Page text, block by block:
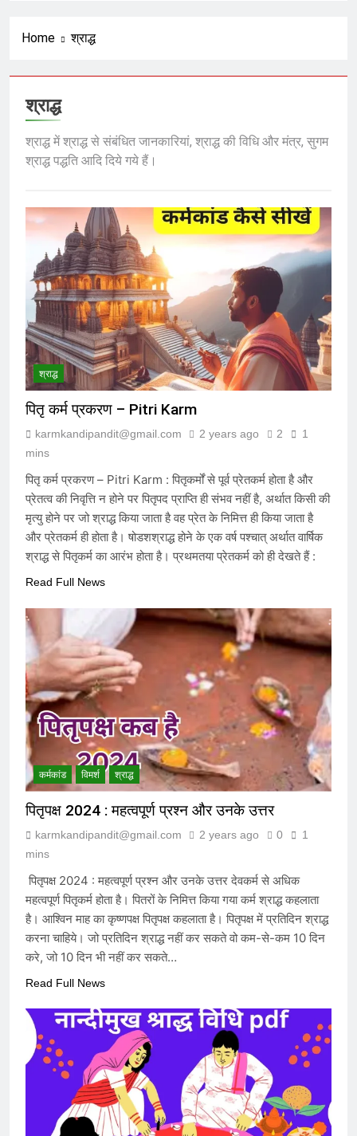
हिसाब तो चुकता करेगा; फिर आगे क्या ?
भगवा का नीलान्तरण हो गया और पता ही नहीं
चला
7 Months Ago
शंकराचार्य पर टिप्पणी करने से पूर्व चुल्लू भर
पानी तो ढूंढ लो ‘राष्ट्रवादियों’
7 Months Ago
विकास की वेदी पर अस्तित्व की आहुति: क्या
२०४७ का भारत केवल एक जलता हुआ खंडहर
मेधा-प्रतिभा ईश्वरीय वरदान है या अभिशाप ?
7 Months Ago
पर घनघोर प्रहार
7 Months Ago
हम संविधान के लिये नहीं बने हैं, संविधान हमारे
लिये है – संविधान हमारा निर्माता नहीं, निर्मित
संविदा है
7 Months Ago
संविधान, लोकतंत्र, स्वतंत्रता, समानता का
अनर्थ – रसातल जाता समाज
7 Months Ago
Home श्राद्ध
श्राद्ध
श्राद्ध में श्राद्ध से संबंधित जानकारियां, श्राद्ध की विधि और मंत्र, सुगम
श्राद्ध पद्धति आदि दिये गये हैं।
श्राद्ध
पितृ कर्म प्रकरण – Pitri Karm
karmkandipandit@gmail.com 2 years ago 2
1
mins
पितृ कर्म प्रकरण – Pitri Karm : पितृकर्मों से पूर्व प्रेतकर्म होता है और
प्रेतत्व की निवृत्ति न होने पर पितृपद प्राप्ति ही संभव नहीं है, अर्थात किसी की
मृत्यु होने पर जो श्राद्ध किया जाता है वह प्रेत के निमित्त ही किया जाता है
और प्रेतकर्म ही होता है। षोडशश्राद्ध होने के एक वर्ष पश्चात् अर्थात वार्षिक
श्राद्ध से पितृकर्म का आरंभ होता है। प्रथमतया प्रेतकर्म को ही देखते हैं :
Read Full News
कर्मकांड विमर्श श्राद्ध
पितृपक्ष 2024 : महत्वपूर्ण प्रश्न और उनके उत्तर
karmkandipandit@gmail.com 2 years ago 0
1
mins
पितृपक्ष 2024 : महत्वपूर्ण प्रश्न और उनके उत्तर देवकर्म से अधिक
महत्वपूर्ण पितृकर्म होता है। पितरों के निमित्त किया गया कर्म श्राद्ध कहलाता
है। आश्विन माह का कृष्णपक्ष पितृपक्ष कहलाता है। पितृपक्ष में प्रतिदिन श्राद्ध
करना चाहिये। जो प्रतिदिन श्राद्ध नहीं कर सकते वो कम-से-कम 10 दिन
करे, जो 10 दिन भी नहीं कर सकते…
Read Full News